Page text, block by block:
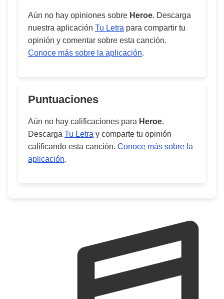
Aún no hay opiniones sobre Heroe. Descarga
nuestra aplicación Tu Letra para compartir tu
opinión y comentar sobre esta canción.
Conoce más sobre la aplicación.
Puntuaciones
Aún no hay calificaciones para Heroe.
Descarga Tu Letra y comparte tu opinión
calificando esta canción. Conoce más sobre la
aplicación.